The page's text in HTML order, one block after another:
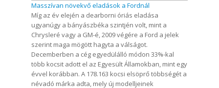
Masszívan növekvő eladások a Fordnál
Míg az év elején a dearborni óriás eladása
ugyanúgy a bányászbéka szintjén volt, mint a
Chrysleré vagy a GM-é, 2009 végére a Ford a jelek
szerint maga mögött hagyta a válságot.
Decemberben a cég egyedülálló módon 33%-kal
több kocsit adott el az Egyesült Államokban, mint egy
évvel korábban. A 178.163 kocsi elsöprő többségét a
névadó márka adta, mely új modelljeinek